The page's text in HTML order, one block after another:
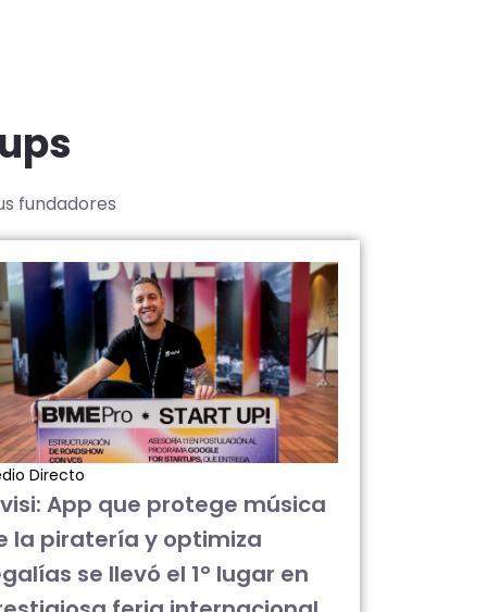
fundadores
Directo
App que protege música
la piratería y optimiza
se llevó el 1° lugar en